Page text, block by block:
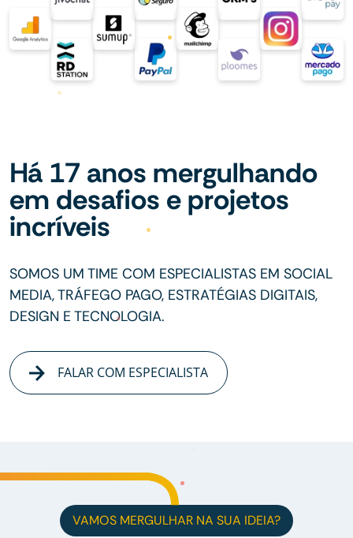
Há 17 anos mergulhando
em desafios e projetos
incríveis
SOMOS UM TIME COM ESPECIALISTAS EM SOCIAL
MEDIA, TRÁFEGO PAGO, ESTRATÉGIAS DIGITAIS,
DESIGN E TECNOLOGIA.
FALAR COM ESPECIALISTA
VAMOS MERGULHAR NA SUA IDEIA?